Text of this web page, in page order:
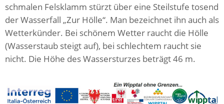
schmalen Felsklamm stürzt über eine Steilstufe tosend
der Wasserfall „Zur Hölle“. Man bezeichnet ihn auch als
Wetterkünder. Bei schönem Wetter raucht die Hölle
(Wasserstaub steigt auf), bei schlechtem raucht sie
nicht. Die Höhe des Wassersturzes beträgt 46 m.